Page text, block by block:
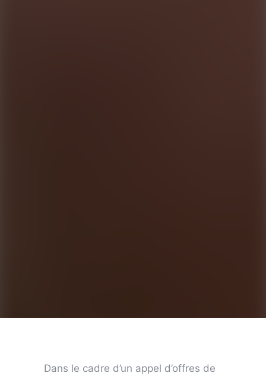
Dans le cadre d’un appel d’offres de